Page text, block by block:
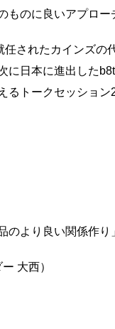
のに良いアプロー
されたカインズの
に日本に進出した
るトークセッション
のより良い関係作り
大西）